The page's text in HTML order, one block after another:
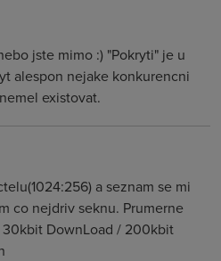
jste mimo :) "Pokryti" je u
alespon nejake konkurencni
existovat.
a seznam se mi
co nejdriv seknu. Prumerne
DownLoad / 200kbit